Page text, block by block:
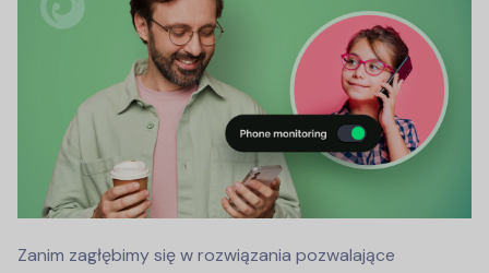
Zanim zagłębimy się w rozwiązania pozwalające